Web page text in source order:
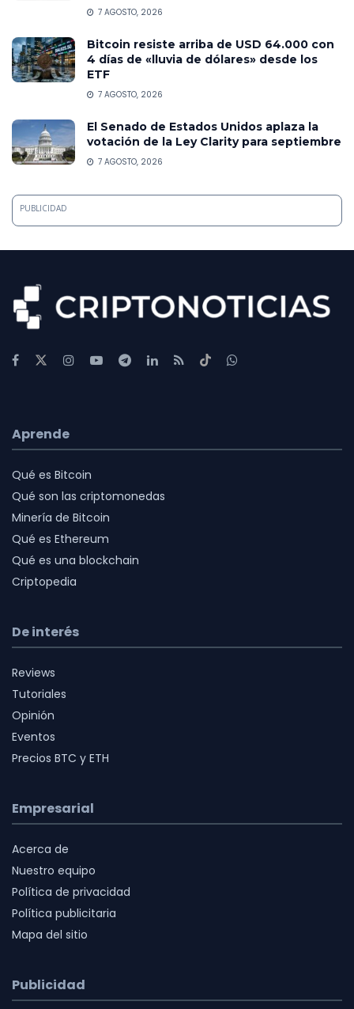
7 AGOSTO, 2026
Bitcoin resiste arriba de USD 64.000 con
4 días de «lluvia de dólares» desde los
ETF
7 AGOSTO, 2026
El Senado de Estados Unidos aplaza la
votación de la Ley Clarity para septiembre
7 AGOSTO, 2026
PUBLICIDAD
Aprende
Qué es Bitcoin
Qué son las criptomonedas
Minería de Bitcoin
Qué es Ethereum
Qué es una blockchain
Criptopedia
De interés
Reviews
Tutoriales
Opinión
Eventos
Precios BTC y ETH
Empresarial
Acerca de
Nuestro equipo
Política de privacidad
Política publicitaria
Mapa del sitio
Publicidad